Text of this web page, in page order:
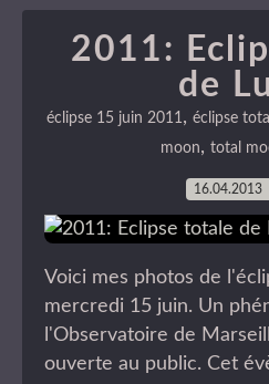
2011:
de
éclipse 15 juin 2011, éclipse
moon, total
16.04.2013
Voici mes photos de
mercredi 15 juin. Un
l'Observatoire de
ouverte au public. Cet